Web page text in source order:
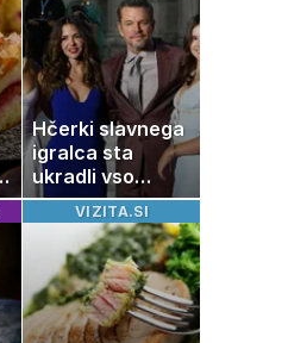
Hčerki slavnega
igralca sta
ukradli vso
pozornost
VIZITA.SI